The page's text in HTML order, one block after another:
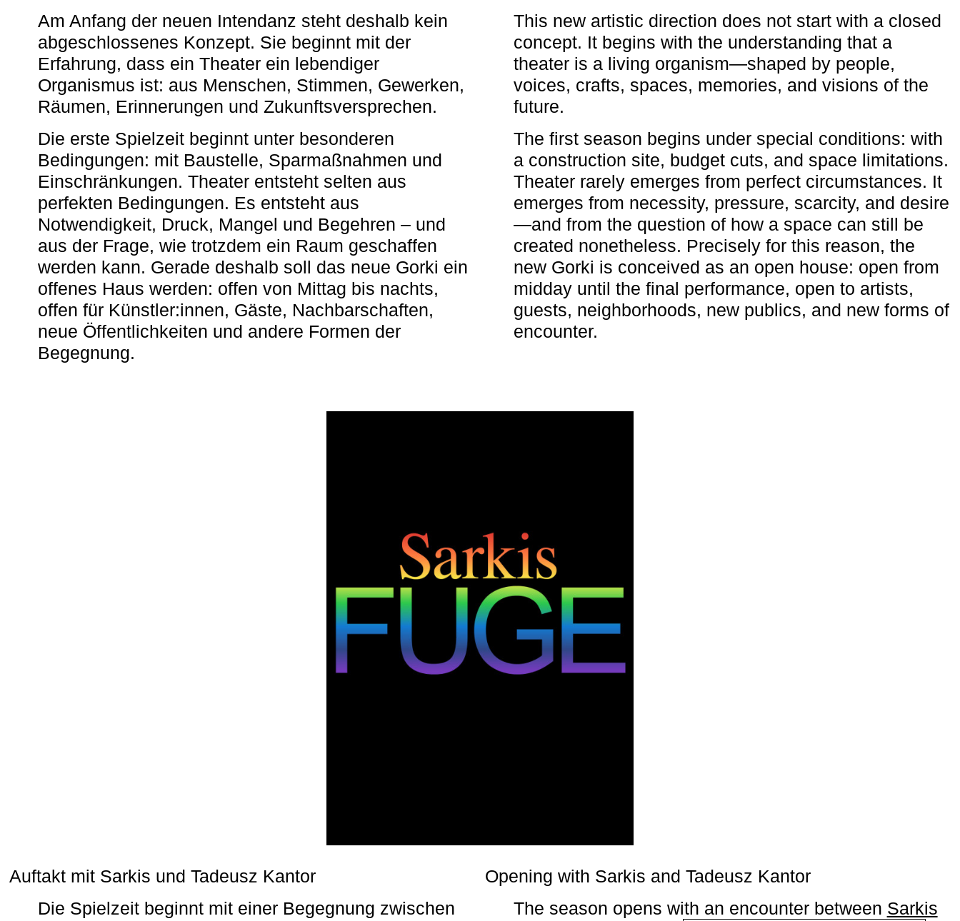
Am Anfang der neuen Intendanz steht deshalb kein
abgeschlossenes Konzept. Sie beginnt mit der
Erfahrung, dass ein Theater ein lebendiger
Organismus ist: aus Menschen, Stimmen, Gewerken,
Räumen, Erinnerungen und Zukunftsversprechen.
Die erste Spielzeit beginnt unter besonderen
Bedingungen: mit Baustelle, Sparmaßnahmen und
Einschränkungen. Theater entsteht selten aus
perfekten Bedingungen. Es entsteht aus
Notwendigkeit, Druck, Mangel und Begehren – und
aus der Frage, wie trotzdem ein Raum geschaffen
werden kann. Gerade deshalb soll das neue Gorki ein
offenes Haus werden: offen von Mittag bis nachts,
offen für Künstler:innen, Gäste, Nachbarschaften,
neue Öffentlichkeiten und andere Formen der
Begegnung.
This new artistic direction does not start with a closed
concept. It begins with the understanding that a
theater is a living organism—shaped by people,
voices, crafts, spaces, memories, and visions of the
future.
The first season begins under special conditions: with
a construction site, budget cuts, and space limitations.
Theater rarely emerges from perfect circumstances. It
emerges from necessity, pressure, scarcity, and desire
—and from the question of how a space can still be
created nonetheless. Precisely for this reason, the
new Gorki is conceived as an open house: open from
midday until the final performance, open to artists,
guests, neighborhoods, new publics, and new forms of
encounter.
Auftakt mit Sarkis und Tadeusz Kantor
Die Spielzeit beginnt mit einer Begegnung zwischen
Opening with Sarkis and Tadeusz Kantor
The season opens with an encounter between Sarkis